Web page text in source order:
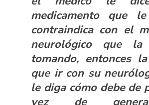
medicamento que
contraindica con el
neurológico que
tomando, entonces
que ir con su
le diga cómo debe de
vez de